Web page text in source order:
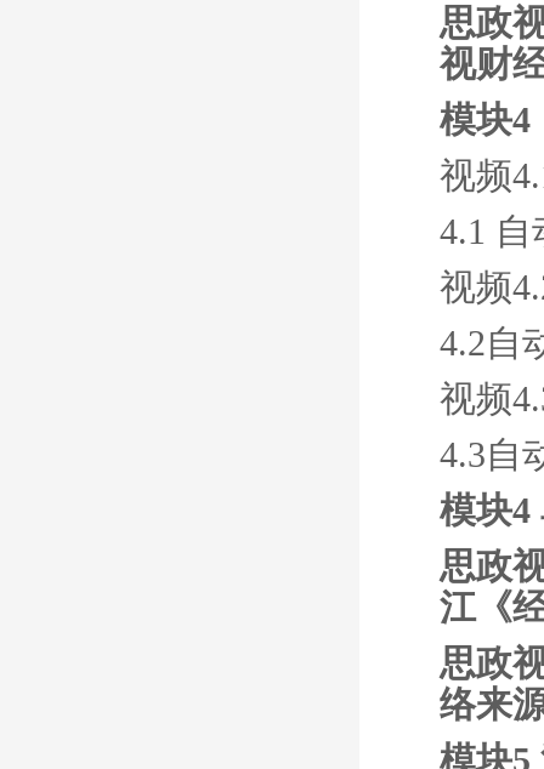
思政
视财
模块4
视频
4.1
视频
4.2自
视频
4.3自
模块4
思政
江《
思政
络来
模块5